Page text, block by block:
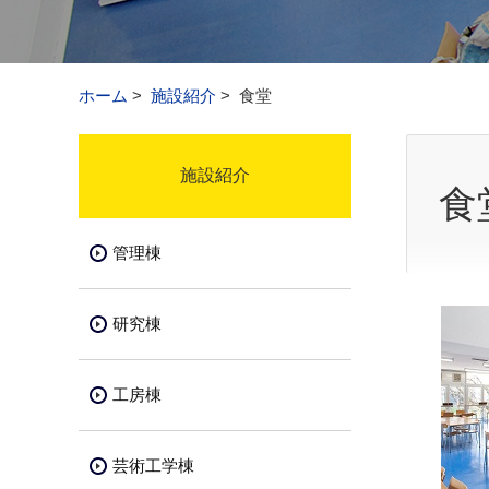
ホーム > 施設紹介 > 食堂
食
施設紹介
管理棟
研究棟
工房棟
芸術工学棟